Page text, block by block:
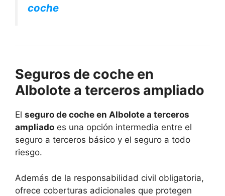
coche
Seguros de coche en
Albolote a terceros ampliado
El seguro de coche en Albolote a terceros
ampliado es una opción intermedia entre el
seguro a terceros básico y el seguro a todo
riesgo.
Además de la responsabilidad civil obligatoria,
ofrece coberturas adicionales que protegen